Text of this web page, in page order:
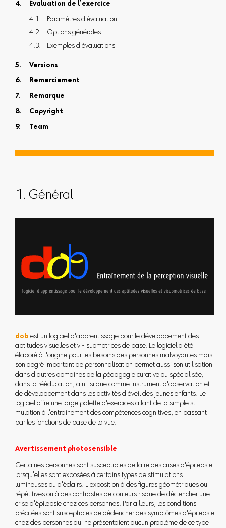
Évaluation de l’exercice
Paramètres d'évaluation
Options générales
Exemples d'évaluations
Versions
Remerciement
Remarque
Copyright
Team
1. Général
dob est un logiciel d'apprentissage pour le développement des
aptitudes visuelles et vi- suomotrices de base. Le logiciel a été
élaboré à l'origine pour les besoins des personnes malvoyantes mais
son degré important de personnalisation permet aussi son utilisation
dans d'autres domaines de la pédagogie curative ou spécialisée,
dans la rééducation, ain- si que comme instrument d'observation et
de développement dans les activités d'éveil des jeunes enfants. Le
logiciel offre une large palette d'exercices allant de la simple sti-
mulation à l'entrainement des compétences cognitives, en passant
par les fonctions de base de la vue.
Avertissement photosensible
Certaines personnes sont susceptibles de faire des crises d'épilepsie
lorsqu'elles sont exposées à certains types de stimulations
lumineuses ou d'éclairs. L'exposition à des figures géométriques ou
répétitives ou à des contrastes de couleurs risque de déclencher une
crise d'épilepsie chez ces personnes. Par ailleurs, les conditions
précitées sont susceptibles de déclencher des symptômes d'épilepsie
chez des personnes qui ne présentaient aucun problème de ce type